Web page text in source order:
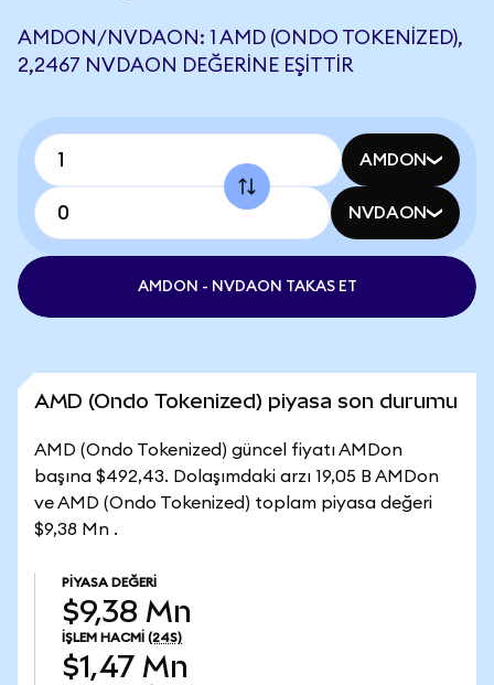
AMDON/NVDAON: 1 AMD (ONDO TOKENIZED),
2,2467 NVDAON DEĞERINE EŞITTIR
AMDON
NVDAON
AMDON - NVDAON TAKAS ET
AMD (Ondo Tokenized) piyasa son durumu
AMD (Ondo Tokenized) güncel fiyatı AMDon
başına $492,43. Dolaşımdaki arzı 19,05 B AMDon
ve AMD (Ondo Tokenized) toplam piyasa değeri
$9,38 Mn .
PIYASA DEĞERI
$9,38 Mn
İŞLEM HACMI (24S)
$1,47 Mn